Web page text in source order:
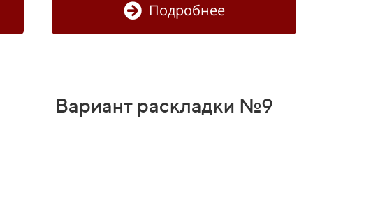
Подробнее
Вариант раскладки №9